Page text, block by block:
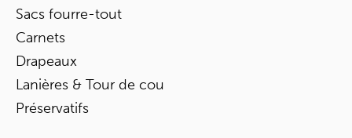
Sacs fourre-tout
Carnets
Drapeaux
Lanières & Tour de cou
Préservatifs